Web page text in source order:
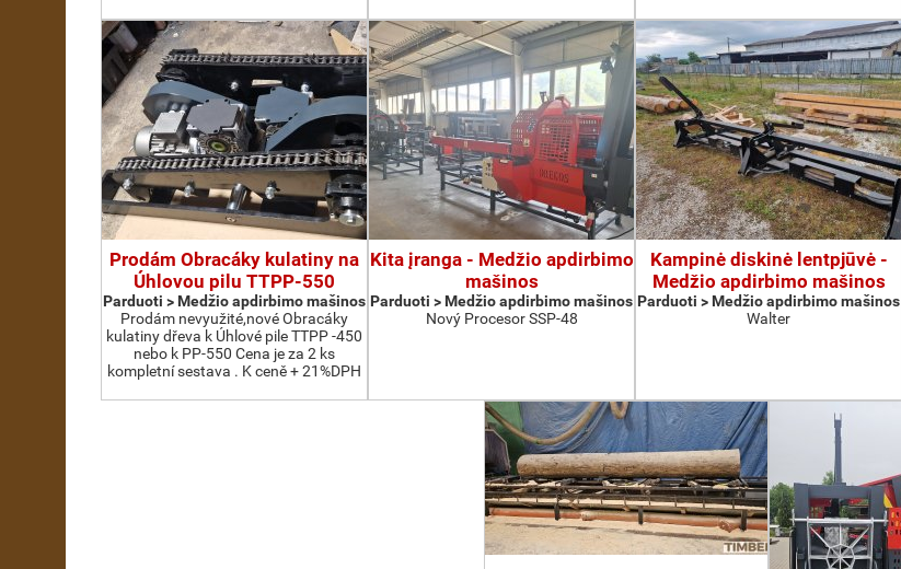
Prodám Obracáky kulatiny na
Úhlovou pilu TTPP-550
Parduoti > Medžio apdirbimo mašinos
Prodám nevyužité,nové Obracáky
kulatiny dřeva k Úhlové pile TTPP -450
nebo k PP-550 Cena je za 2 ks
kompletní sestava . K ceně + 21%DPH
Kita įranga - Medžio apdirbimo
mašinos
Parduoti > Medžio apdirbimo mašinos
Nový Procesor SSP-48
Kampinė diskinė lentpjūvė -
Medžio apdirbimo mašinos
Parduoti > Medžio apdirbimo mašinos
Walter